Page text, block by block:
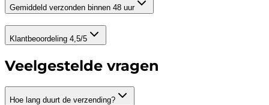
Gemiddeld verzonden binnen 48 uur
Klantbeoordeling 4,5/5
Veelgestelde vragen
Hoe lang duurt de verzending?